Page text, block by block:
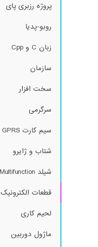
پروژه رزبری پای
روبو-پدیا
زبان C و Cpp
سازمان
سخت افزار
سرگرمی
سیم کارت GSM – GPRS
شتاب و ژایرو
شیلد Multifunction
قطعات الکترونیک
لحیم کاری
ماژول دوربین